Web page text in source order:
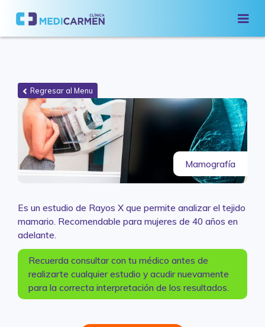
Regresar al Menu
Mamografía
Es un estudio de Rayos X que permite analizar el tejido
mamario. Recomendable para mujeres de 40 años en
adelante.
Recuerda consultar con tu médico antes de
realizarte cualquier estudio y acudir nuevamente
para la correcta interpretación de los resultados.